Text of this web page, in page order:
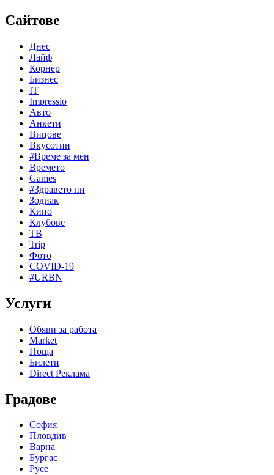
Сайтове
Днес
Лайф
Корнер
Бизнес
IT
Impressio
Авто
Анкети
Вицове
Вкусотии
#Време за мен
Времето
Games
#Здравето ни
Зодиак
Кино
Клубове
ТВ
Trip
Фото
COVID-19
#URBN
Услуги
Обяви за работа
Market
Поща
Билети
Direct Реклама
Градове
София
Пловдив
Варна
Бургас
Русе